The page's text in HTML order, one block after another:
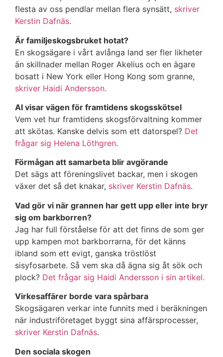
flesta av oss pendlar mellan flera synsätt, skriver
Kerstin Dafnäs.
Är familjeskogsbruket hotat?
En skogsägare i vårt avlånga land ser fler likheter
än skillnader mellan Roger Akelius och en ägare
bosatt i New York eller Hong Kong som granne,
skriver Haidi Andersson.
AI visar vägen för framtidens skogsskötsel
Vem vet hur framtidens skogsförvaltning kommer
att skötas. Kanske delvis som ett datorspel? Det
frågar sig Helena Löthgren.
Förmågan att samarbeta blir avgörande
Det sägs att föreningslivet backar, men i skogen
växer det så det knakar, skriver Kerstin Dafnäs.
Vad gör vi när grannen har gett upp eller inte bryr
sig om barkborren?
Jag har full förståelse för att det finns de som ger
upp kampen mot barkborrarna, för det känns
ibland som ett evigt, ganska tröstlöst
sisyfosarbete. Så vem ska då ägna sig åt sök och
plock? Det frågar sig Haidi Andersson i sin artikel.
Virkesaffärer borde vara spårbara
Skogsägaren verkar inte funnits med i beräkningen
när industriföretaget byggt sina affärsprocesser,
skriver Kerstin Dafnäs.
Den sociala skogen